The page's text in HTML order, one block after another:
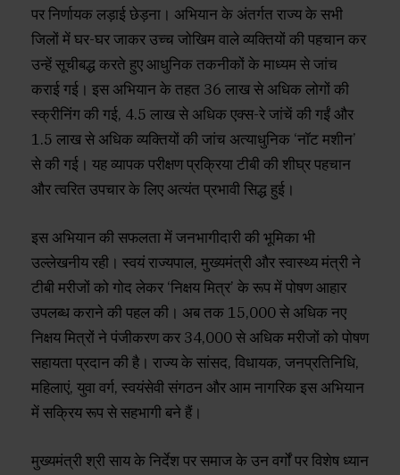
पर निर्णायक लड़ाई छेड़ना। अभियान के अंतर्गत राज्य के सभी
जिलों में घर-घर जाकर उच्च जोखिम वाले व्यक्तियों की पहचान कर
उन्हें सूचीबद्ध करते हुए आधुनिक तकनीकों के माध्यम से जांच
कराई गई। इस अभियान के तहत 36 लाख से अधिक लोगों की
स्क्रीनिंग की गई, 4.5 लाख से अधिक एक्स-रे जांचें की गईं और
1.5 लाख से अधिक व्यक्तियों की जांच अत्याधुनिक ‘नॉट मशीन’
से की गई। यह व्यापक परीक्षण प्रक्रिया टीबी की शीघ्र पहचान
और त्वरित उपचार के लिए अत्यंत प्रभावी सिद्ध हुई।
इस अभियान की सफलता में जनभागीदारी की भूमिका भी
उल्लेखनीय रही। स्वयं राज्यपाल, मुख्यमंत्री और स्वास्थ्य मंत्री ने
टीबी मरीजों को गोद लेकर ‘निक्षय मित्र’ के रूप में पोषण आहार
उपलब्ध कराने की पहल की। अब तक 15,000 से अधिक नए
निक्षय मित्रों ने पंजीकरण कर 34,000 से अधिक मरीजों को पोषण
सहायता प्रदान की है। राज्य के सांसद, विधायक, जनप्रतिनिधि,
महिलाएं, युवा वर्ग, स्वयंसेवी संगठन और आम नागरिक इस अभियान
में सक्रिय रूप से सहभागी बने हैं।
मुख्यमंत्री श्री साय के निर्देश पर समाज के उन वर्गों पर विशेष ध्यान